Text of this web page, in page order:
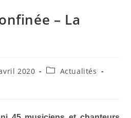
– La
2020
PostActualités